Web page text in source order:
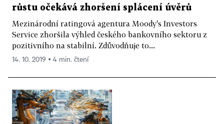
růstu očekává zhoršení splácení úvěrů
Mezinárodní ratingová agentura Moody's Investors
Service zhoršila výhled českého bankovního sektoru z
pozitivního na stabilní. Zdůvodňuje to...
14. 10. 2019 ▪ 4 min. čtení